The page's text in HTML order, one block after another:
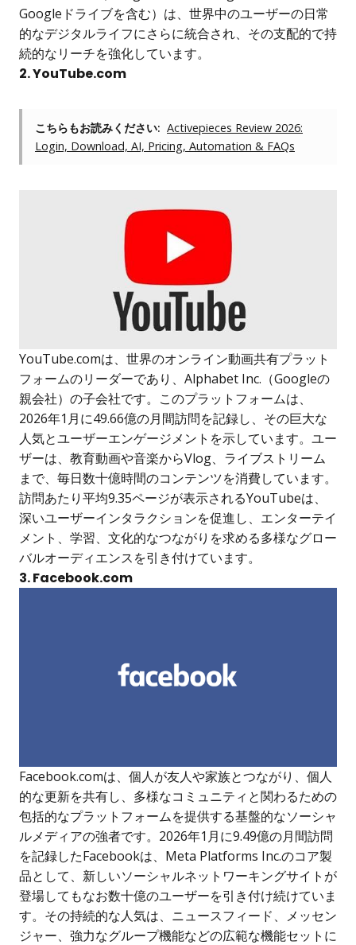
Googleドライブを含む）は、世界中のユーザーの日常
的なデジタルライフにさらに統合され、その支配的で持
続的なリーチを強化しています。
2. YouTube.com
こちらもお読みください: Activepieces Review 2026:
Login, Download, AI, Pricing, Automation & FAQs
YouTube.comは、世界のオンライン動画共有プラット
フォームのリーダーであり、Alphabet Inc.（Googleの
親会社）の子会社です。このプラットフォームは、
2026年1月に49.66億の月間訪問を記録し、その巨大な
人気とユーザーエンゲージメントを示しています。ユー
ザーは、教育動画や音楽からVlog、ライブストリーム
まで、毎日数十億時間のコンテンツを消費しています。
訪問あたり平均9.35ページが表示されるYouTubeは、
深いユーザーインタラクションを促進し、エンターテイ
メント、学習、文化的なつながりを求める多様なグロー
バルオーディエンスを引き付けています。
3. Facebook.com
Facebook.comは、個人が友人や家族とつながり、個人
的な更新を共有し、多様なコミュニティと関わるための
包括的なプラットフォームを提供する基盤的なソーシャ
ルメディアの強者です。2026年1月に9.49億の月間訪問
を記録したFacebookは、Meta Platforms Inc.のコア製
品として、新しいソーシャルネットワーキングサイトが
登場してもなお数十億のユーザーを引き付け続けていま
す。その持続的な人気は、ニュースフィード、メッセン
ジャー、強力なグループ機能などの広範な機能セットに